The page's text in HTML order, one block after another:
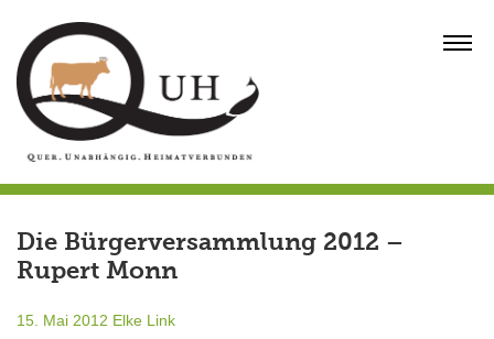
content
Die Bürgerversammlung 2012 –
Rupert Monn
15. Mai 2012 Elke Link